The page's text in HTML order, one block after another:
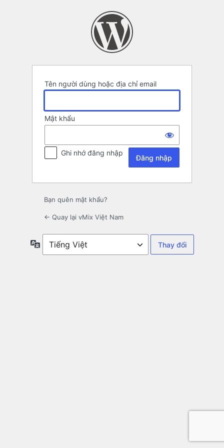
Tên người dùng hoặc địa chỉ email
Mật khẩu
Ghi nhớ đăng nhập
Bạn quên mật khẩu?
← Quay lại vMix Việt Nam
Ngôn
ngữ